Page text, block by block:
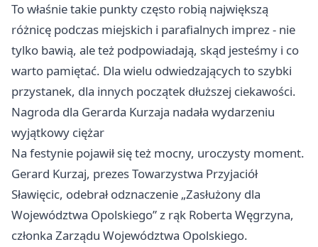
To właśnie takie punkty często robią największą
różnicę podczas miejskich i parafialnych imprez - nie
tylko bawią, ale też podpowiadają, skąd jesteśmy i co
warto pamiętać. Dla wielu odwiedzających to szybki
przystanek, dla innych początek dłuższej ciekawości.
Nagroda dla Gerarda Kurzaja nadała wydarzeniu
wyjątkowy ciężar
Na festynie pojawił się też mocny, uroczysty moment.
Gerard Kurzaj, prezes Towarzystwa Przyjaciół
Sławięcic, odebrał odznaczenie „Zasłużony dla
Województwa Opolskiego” z rąk Roberta Węgrzyna,
członka Zarządu Województwa Opolskiego.